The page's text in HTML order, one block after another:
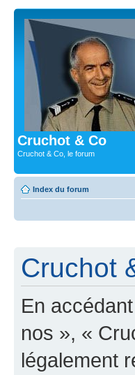
Cruchot & Co
Cruchot & Co, le forum
Index du forum
Cruchot
En
nos », «
légalement